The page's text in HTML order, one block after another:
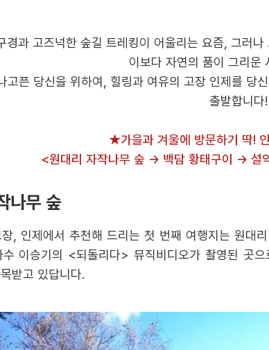
경과 고즈넉한 숲길 트레킹이 어울리는 요즘, 그러
이보다 자연의 품이 그리운
고픈 당신을 위하여, 힐링과 여유의 고장 인제를 당
출발합니다!
★가을과 겨울에 방문하기 딱!
<원대리 자작나무 숲 → 백담 황태구이 → 설
나무 숲
, 인제에서 추천해 드리는 첫 번째 여행지는 원대
이승기의 <되돌리다> 뮤직비디오가 촬영된 곳
받고 있답니다.